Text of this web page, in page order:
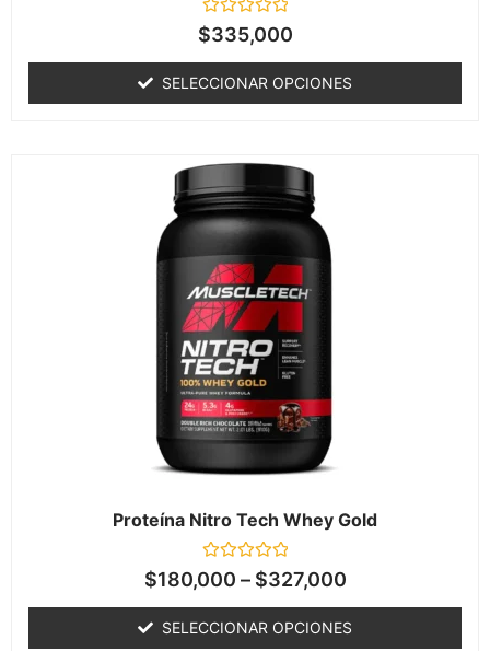
Valorado
en
de
5
$335,000
SELECCIONAR OPCIONES
Proteína Nitro Tech Whey Gold
Valorado
en
de
5
$180,000 – $327,000
SELECCIONAR OPCIONES